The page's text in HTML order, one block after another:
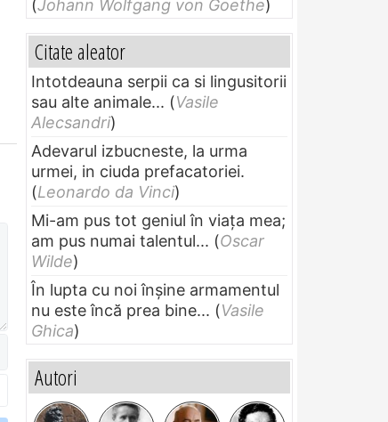
(Johann Wolfgang von Goethe)
Citate aleator
Intotdeauna serpii ca si lingusitorii
sau alte animale... (Vasile
Alecsandri)
Adevarul izbucneste, la urma
urmei, in ciuda prefacatoriei.
(Leonardo da Vinci)
Mi-am pus tot geniul în viața mea;
am pus numai talentul... (Oscar
Wilde)
În lupta cu noi înșine armamentul
nu este încă prea bine... (Vasile
Ghica)
Autori